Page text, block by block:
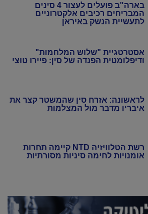
בארה"ב פועלים לעצור 4 סינים
המבריחים רכיבים אלקטרוניים
לתעשיית הנשק באיראן
אסטרטגיית "שלוש המלחמות"
ודיפלומטית הפנדה של סין: פיירו טוצי
לראשונה: אזרח סין שהמשטר קצר את
איבריו מדבר מול המצלמות
רשת הטלוויזיה NTD קיימה תחרות
אומנויות לחימה סיניות מסורתיות